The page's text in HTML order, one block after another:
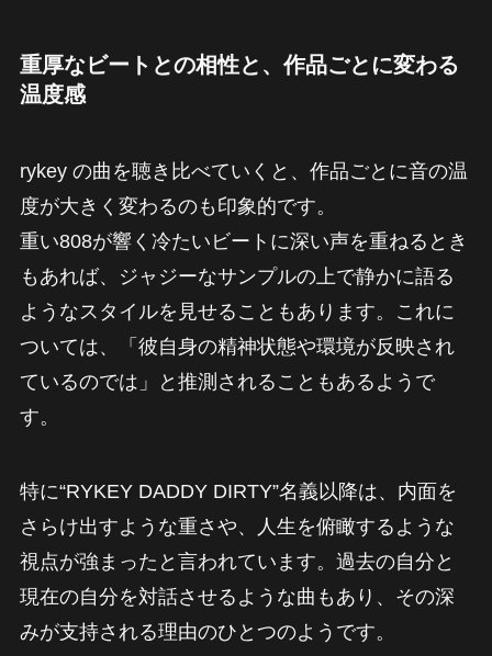
重厚なビートとの相性と、作品ごとに変わる
温度感
rykey の曲を聴き比べていくと、作品ごとに音の温
度が大きく変わるのも印象的です。
重い808が響く冷たいビートに深い声を重ねるとき
もあれば、ジャジーなサンプルの上で静かに語る
ようなスタイルを見せることもあります。これに
ついては、「彼自身の精神状態や環境が反映され
ているのでは」と推測されることもあるようで
す。
特に“RYKEY DADDY DIRTY”名義以降は、内面を
さらけ出すような重さや、人生を俯瞰するような
視点が強まったと言われています。過去の自分と
現在の自分を対話させるような曲もあり、その深
みが支持される理由のひとつのようです。